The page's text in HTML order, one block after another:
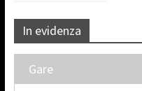
In evidenza
Gare